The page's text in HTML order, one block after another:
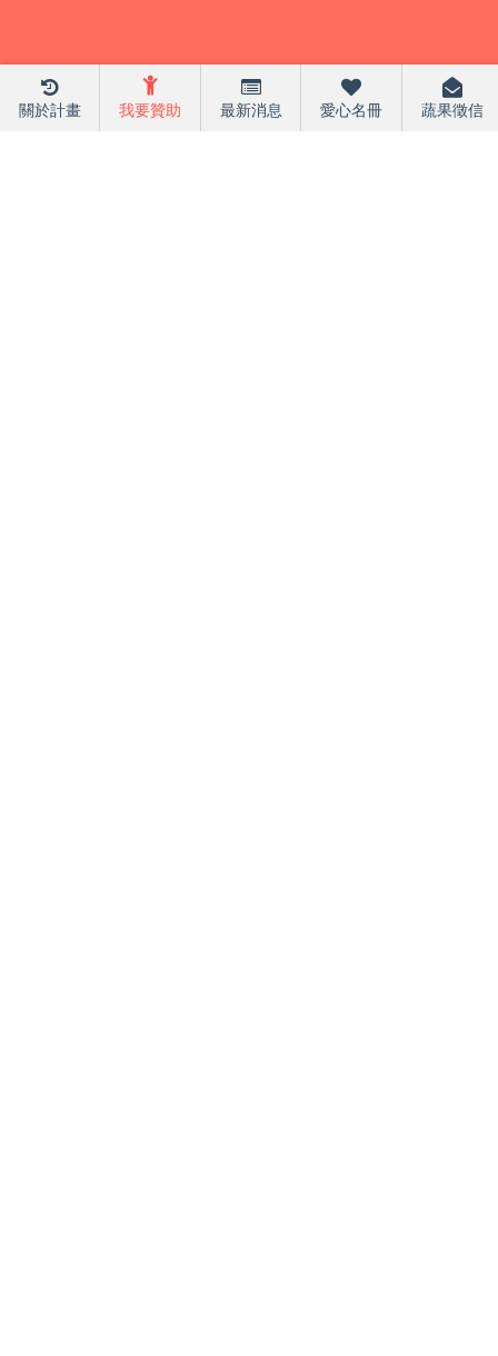
關於計畫 我要贊助 最新消息 愛心名冊 蔬果徵信